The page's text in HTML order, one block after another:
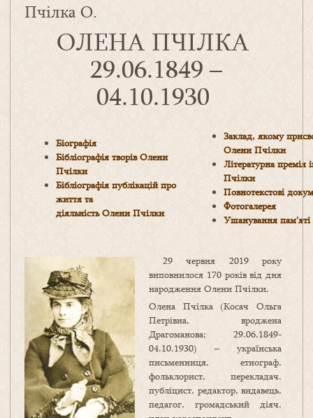
Пчілка О.
ОЛЕНА ПЧІЛКА
29.06.1849 –
04.10.1930
Біографія
Бібліографія творів Олени
Пчілки
Бібліографія публікацій про
життя та
діяльність Олени Пчілки
Заклад, якому
Олени Пчілки
Літературна премія
Пчілки
Повнотекстові
Фотогалерея
Ушанування пам’яті
29 червня 2019 року
виповнилося 170 років від дня
народження Олени Пчілки.
Олена Пчілка (Косач Ольга
Петрівна, вроджена
Драгоманова; 29.06.1849-
04.10.1930) – українська
письменниця, етнограф,
фольклорист, перекладач,
публіцист, редактор, видавець,
педагог, громадський діяч,